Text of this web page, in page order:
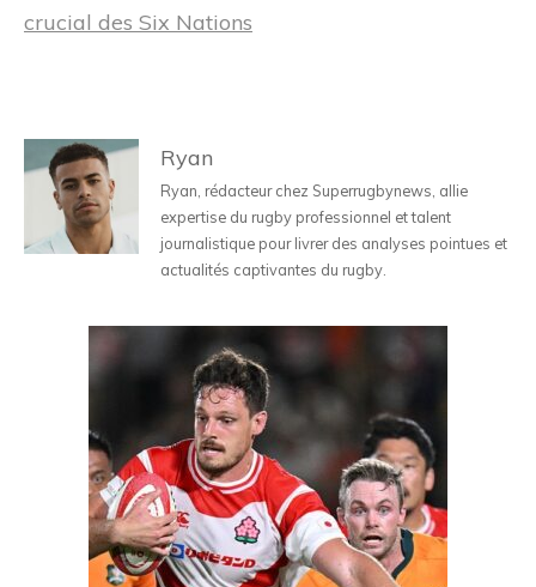
crucial des Six Nations
Ryan
Ryan, rédacteur chez Superrugbynews, allie
expertise du rugby professionnel et talent
journalistique pour livrer des analyses pointues et
actualités captivantes du rugby.